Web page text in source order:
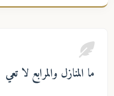
ما المنازل والمرابع لا تعي